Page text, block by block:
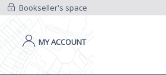
Bookseller's space
MY ACCOUNT